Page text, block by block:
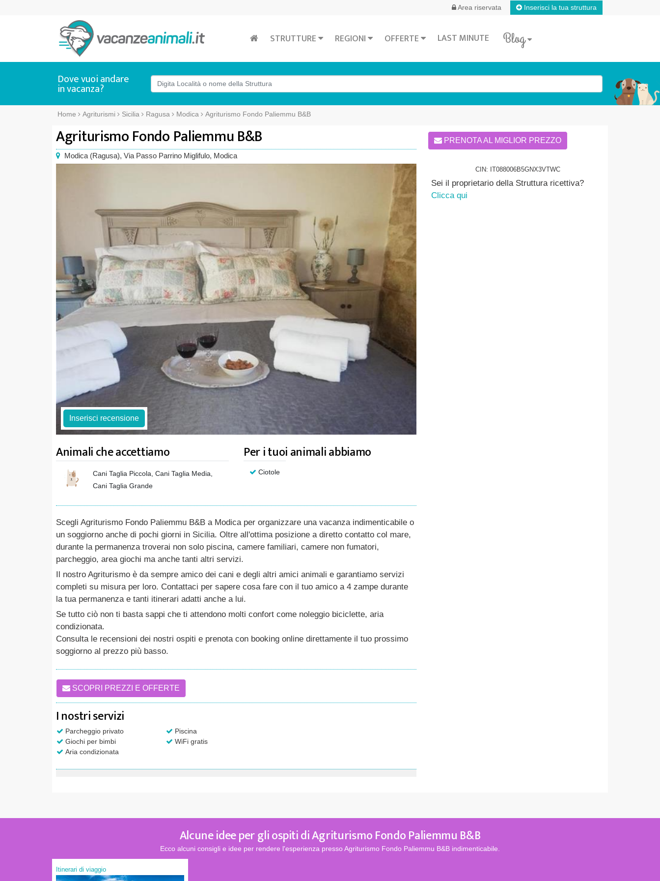
Area riservata Inserisci la tua struttura
STRUTTURE REGIONI OFFERTE LAST MINUTE Blog
Dove vuoi andare
in vacanza?
Home Agriturismi Sicilia Ragusa Modica Agriturismo Fondo Paliemmu B&B
Agriturismo Fondo Paliemmu B&B
Modica (Ragusa), Via Passo Parrino Miglifulo, Modica
Inserisci recensione
Animali che accettiamo
Cani Taglia Piccola, Cani Taglia Media,
Cani Taglia Grande
Per i tuoi animali abbiamo
Ciotole
Scegli Agriturismo Fondo Paliemmu B&B a Modica per organizzare una vacanza indimenticabile o
un soggiorno anche di pochi giorni in Sicilia. Oltre all'ottima posizione a diretto contatto col mare,
durante la permanenza troverai non solo piscina, camere familiari, camere non fumatori,
parcheggio, area giochi ma anche tanti altri servizi.
Il nostro Agriturismo è da sempre amico dei cani e degli altri amici animali e garantiamo servizi
completi su misura per loro. Contattaci per sapere cosa fare con il tuo amico a 4 zampe durante
la tua permanenza e tanti itinerari adatti anche a lui.
Se tutto ciò non ti basta sappi che ti attendono molti confort come noleggio biciclette, aria
condizionata.
Consulta le recensioni dei nostri ospiti e prenota con booking online direttamente il tuo prossimo
soggiorno al prezzo più basso.
SCOPRI PREZZI E OFFERTE
I nostri servizi
Parcheggio privato
Piscina
Giochi per bimbi
WiFi gratis
Aria condizionata
PRENOTA AL MIGLIOR PREZZO
CIN: IT088006B5GNX3VTWC
Sei il proprietario della Struttura ricettiva?
Clicca qui
Alcune idee per gli ospiti di Agriturismo Fondo Paliemmu B&B
Ecco alcuni consigli e idee per rendere l'esperienza presso Agriturismo Fondo Paliemmu B&B indimenticabile.
Itinerari di viaggio